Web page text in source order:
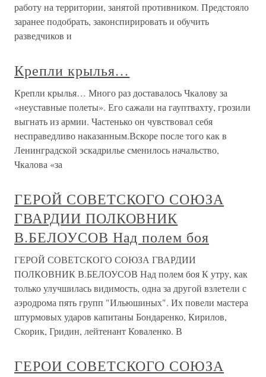
работу на территории, занятой противником. Предстояло
заранее подобрать, законспирировать и обучить
разведчиков и
Крепли крылья…
Крепли крылья… Много раз доставалось Чкалову за
«неуставные полеты». Его сажали на гауптвахту, грозили
выгнать из армии. Частенько он чувствовал себя
несправедливо наказанным.Вскоре после того как в
Ленинградской эскадрилье сменилось начальство,
Чкалова «за
ГЕРОЙ СОВЕТСКОГО СОЮЗА
ГВАРДИИ ПОЛКОВНИК
В.БЕЛОУСОВ Над полем боя
ГЕРОЙ СОВЕТСКОГО СОЮЗА ГВАРДИИ
ПОЛКОВНИК В.БЕЛОУСОВ Над полем боя К утру, как
только улучшилась видимость, одна за другой взлетели с
аэродрома пять групп "Ильюшиных". Их повели мастера
штурмовых ударов капитаны Бондаренко, Кирилов,
Скорик, Гридин, лейтенант Коваленко. В
ГЕРОИ СОВЕТСКОГО СОЮЗА